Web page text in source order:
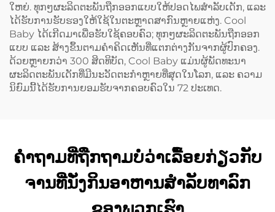
ໃຫຍ່. ທຸກໆຜະລິດຕະພັນຖືກອອກແບບໃຫ້ປອດໄພສຳລັບເດັກ, ແລະ
ໄດ້ຮັບການຮັບຮອງໃຫ້ໃຊ້ໃນຕະຫຼາດສາກົນຫຼາຍແຫ່ງ. Cool
Baby ໄດ້ເກີດມາເພື່ອຮັບໃຊ້ຄອບຄົວ; ທຸກໆຜະລິດຕະພັນຖືກອອກ
ແບບ ແລະ ສ້າງຂຶ້ນຕາມຄຳຄິດເຫັນທີ່ແຕກຕ່າງກັນຈາກຜູ້ປົກຄອງ.
ດ້ວຍຫຼາຍກວ່າ 300 ສິດທິບັດ, Cool Baby ແມ່ນຜູ້ພັດທະນາ
ຜະລິດຕະພັນເດັກທີ່ມີນະວັດຕະກຳຫຼາຍທີ່ສຸດໃນໂລກ, ແລະ ຄວາມ
ນິຍົມນີ້ໄດ້ຮັບການຍອມຮັບຈາກຄອບຄົວໃນ 72 ປະເທດ.
ຄຳຖາມທີ່ຖືກຖາມບໍ່ວ່າເລື້ອຍກ່ຽວກັບ
ຈານທີ່ນັ່ງກິນອາຫານສຳລັບທາລົກ